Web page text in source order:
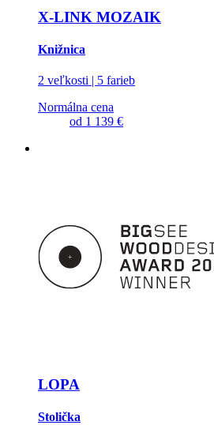
X-LINK MOZAIK
Knižnica
2 veľkosti | 5 farieb
Normálna cena
od 1 139 €
LOPA
Stolička